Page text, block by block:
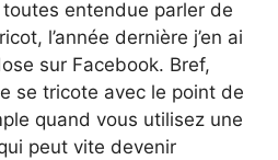
entendue parler de
l’année dernière j’en ai
sur Facebook. Bref,
se tricote avec le point de
quand vous utilisez une
peut vite devenir